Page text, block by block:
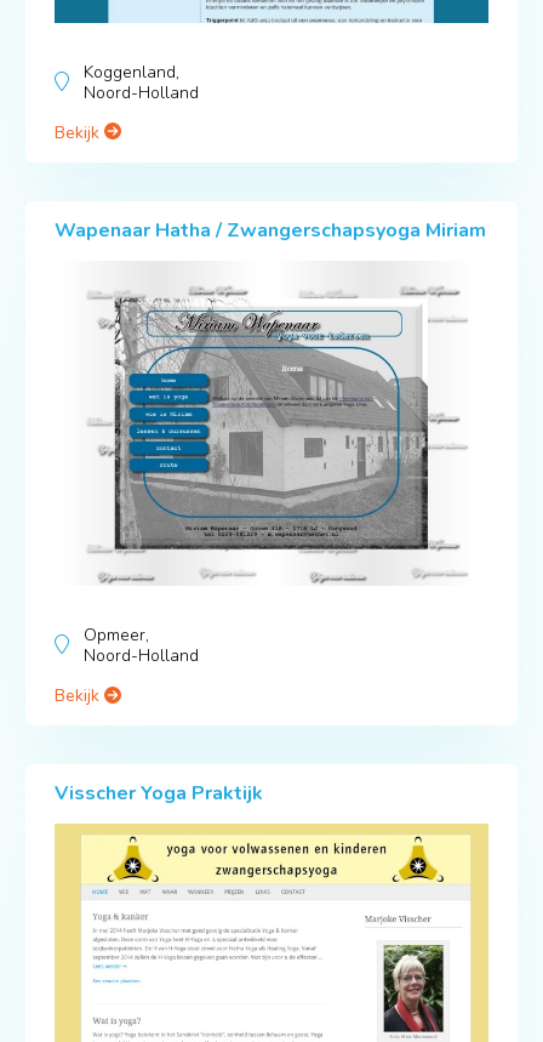
Koggenland,
Noord-Holland
Bekijk
Wapenaar Hatha / Zwangerschapsyoga Miriam
Opmeer,
Noord-Holland
Bekijk
Visscher Yoga Praktijk